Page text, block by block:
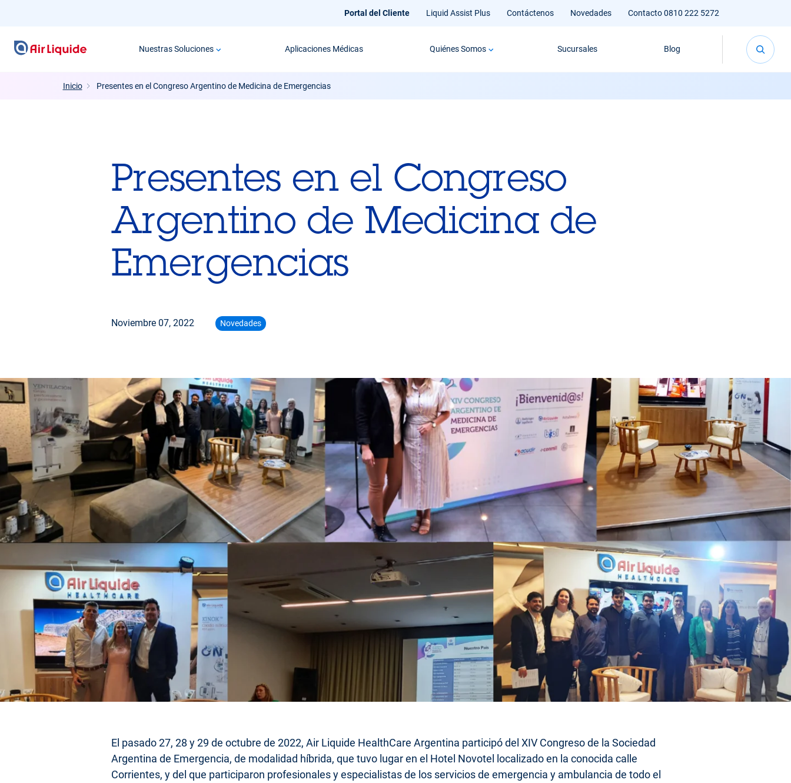
contenido
principal
Portal del Cliente Liquid Assist Plus Contáctenos Novedades Contacto 0810 222 5272
Nuestras Soluciones Aplicaciones Médicas Quiénes Somos Sucursales Blog
Inicio Presentes en el Congreso Argentino de Medicina de Emergencias
Presentes en el Congreso
Argentino de Medicina de
Emergencias
Noviembre 07, 2022 Novedades
El pasado 27, 28 y 29 de octubre de 2022, Air Liquide HealthCare Argentina participó del XIV Congreso de la Sociedad
Argentina de Emergencia, de modalidad híbrida, que tuvo lugar en el Hotel Novotel localizado en la conocida calle
Corrientes, y del que participaron profesionales y especialistas de los servicios de emergencia y ambulancia de todo el